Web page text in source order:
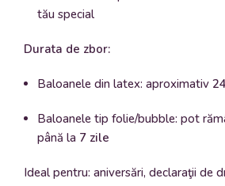
tău special
Durata de zbor:
Baloanele din latex: aproximativ
Baloanele tip folie/bubble: pot
până la 7 zile
Ideal pentru: aniversări, declaraţii de